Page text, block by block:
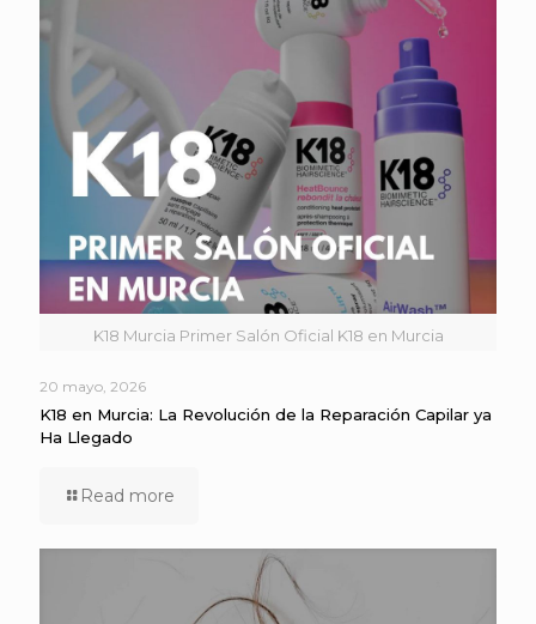
K18 Murcia Primer Salón Oficial K18 en Murcia
20 mayo, 2026
K18 en Murcia: La Revolución de la Reparación Capilar ya
Ha Llegado
Read more